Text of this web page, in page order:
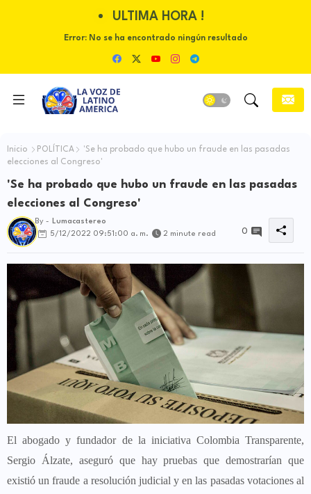
ULTIMA HORA !
Error:No se ha encontrado ningún resultado
Inicio POLÍTICA
'Se ha probado que hubo un fraude en las pasadas
elecciones al Congreso'
'Se ha probado que hubo un fraude en las pasadas
elecciones al Congreso'
By -
Lumacastereo
5/12/2022 09:51:00 a. m.
2 minute read 0
El abogado y fundador de la iniciativa Colombia Transparente,
Sergio Álzate, aseguró que hay pruebas que demostrarían que
existió un fraude a resolución judicial y en las pasadas votaciones al